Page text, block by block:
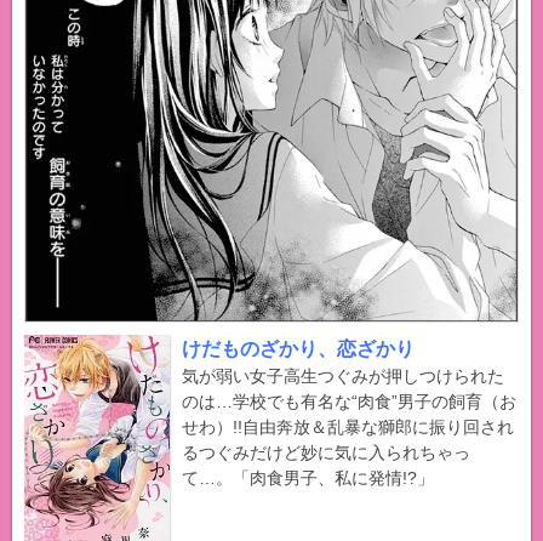
けだものざかり、恋ざかり
気が弱い女子高生つぐみが押しつけられた
のは…学校でも有名な“肉食”男子の飼育（お
せわ）!!自由奔放＆乱暴な獅郎に振り回され
るつぐみだけど妙に気に入られちゃっ
て…。「肉食男子、私に発情!?」